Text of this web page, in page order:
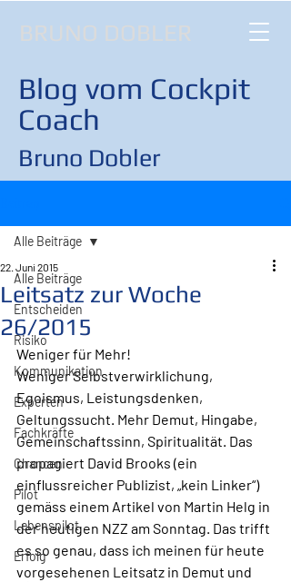
BRUNO DOBLER
Blog vom Cockpit
Coach
Bruno Dobler
Alle Beiträge
Entscheiden
Risiko
Kommunikation
Experten
Fachkräfte
Chancen
Pilot
Lebenspilot
Erfolg
Alle Beiträge
Leitsatz zur Woche
26/2015
22. Juni 2015
Weniger für Mehr!
Weniger Selbstverwirklichung,
Egoismus, Leistungsdenken,
Geltungssucht. Mehr Demut, Hingabe,
Gemeinschaftssinn, Spiritualität. Das
propagiert David Brooks (ein
einflussreicher Publizist, „kein Linker“)
gemäss einem Artikel von Martin Helg in
der heutigen NZZ am Sonntag. Das trifft
es so genau, dass ich meinen für heute
vorgesehenen Leitsatz in Demut und